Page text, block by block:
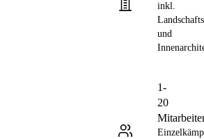
inkl.
und
1-
20